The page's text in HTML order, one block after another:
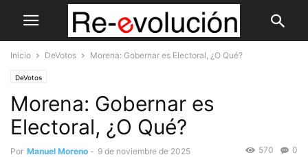
Inicio DeVotos Morena: Gobernar es Electoral, ¿O Qué?
DeVotos
Morena: Gobernar es
Electoral, ¿O Qué?
Por Manuel Moreno - 9 de noviembre de 2025 0
570